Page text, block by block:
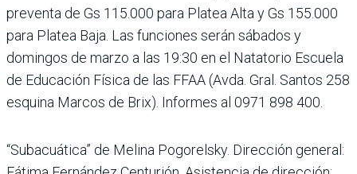
preventa de Gs 115.000 para Platea Alta y Gs 155.000
para Platea Baja. Las funciones serán sábados y
domingos de marzo a las 19:30 en el Natatorio Escuela
de Educación Física de las FFAA (Avda. Gral. Santos 258
esquina Marcos de Brix). Informes al 0971 898 400.
“Subacuática” de Melina Pogorelsky. Dirección general: